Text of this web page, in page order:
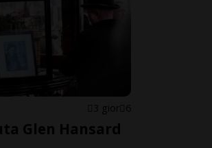
3 gior 6
Glen Hansard